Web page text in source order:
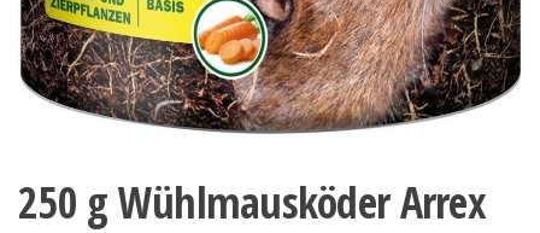
250 g Wühlmausköder Arrex